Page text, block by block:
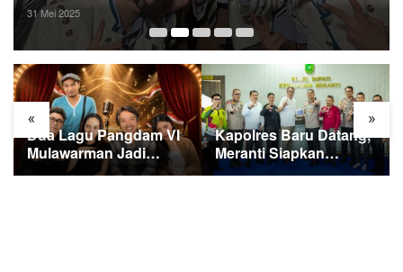
31 Mei 2025
« »
Dua Lagu Pangdam VI
Mulawarman Jadi
Sorotan di Kompetisi
Kapolres Baru Datang,
Meranti Siapkan
Ekspedisi Merah Putih